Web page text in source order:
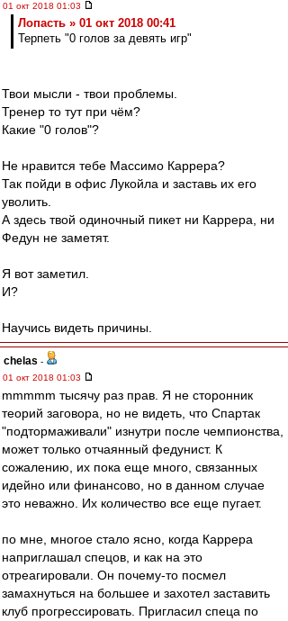
01 окт 2018 01:03
Лопасть » 01 окт 2018 00:41
Терпеть "0 голов за девять игр"
Твои мысли - твои проблемы.
Тренер то тут при чём?
Какие "0 голов"?
Не нравится тебе Массимо Каррера?
Так пойди в офис Лукойла и заставь их его
уволить.
А здесь твой одиночный пикет ни Каррера, ни
Федун не заметят.
Я вот заметил.
И?
Научись видеть причины.
chelas -
01 окт 2018 01:03
mmmmm тысячу раз прав. Я не сторонник
теорий заговора, но не видеть, что Спартак
"подтормаживали" изнутри после чемпионства,
может только отчаянный федунист. К
сожалению, их пока еще много, связанных
идейно или финансово, но в данном случае
это неважно. Их количество все еще пугает.
по мне, многое стало ясно, когда Каррера
наприглашал спецов, и как на это
отреагировали. Он почему-то посмел
замахнуться на большее и захотел заставить
клуб прогрессировать. Пригласил спеца по